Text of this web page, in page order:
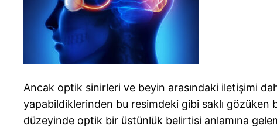
Ancak optik sinirleri ve beyin arasındaki iletişimi
yapabildiklerinden bu resimdeki gibi saklı gözüken
düzeyinde optik bir üstünlük belirtisi anlamına